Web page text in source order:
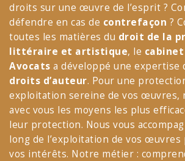
droits sur une œuvre de l’esprit ?
défendre en cas de contrefaçon ?
toutes les matières du droit de la
littéraire et artistique, le
Avocats a développé une expertise
droits d’auteur. Pour une
exploitation sereine de vos œuvres,
avec vous les moyens les plus
leur protection. Nous vous
long de l’exploitation de vos œuvres
vos intérêts. Notre métier :